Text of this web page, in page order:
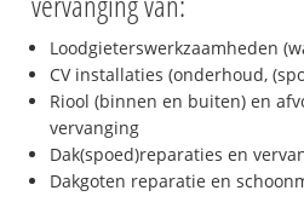
Loodgieterswerkzaamheden
CV installaties (onderhoud,
Riool (binnen en buiten) en
vervanging
Dak(spoed)reparaties en
Dakgoten reparatie en